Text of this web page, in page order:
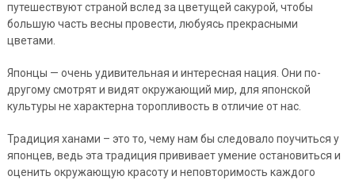
путешествуют страной вслед за цветущей сакурой, чтобы
большую часть весны провести, любуясь прекрасными
цветами.
Японцы — очень удивительная и интересная нация. Они по-
другому смотрят и видят окружающий мир, для японской
культуры не характерна торопливость в отличие от нас.
Традиция ханами – это то, чему нам бы следовало поучиться у
японцев, ведь эта традиция прививает умение остановиться и
оценить окружающую красоту и неповторимость каждого